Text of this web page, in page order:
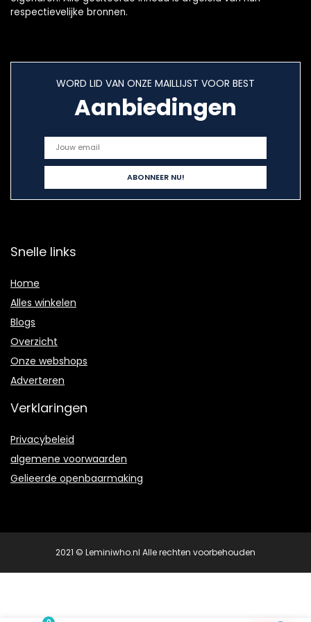
respectievelijke bronnen.
WORD LID VAN ONZE MAILLIJST VOOR BEST
Aanbiedingen
Snelle links
Home
Alles winkelen
Blogs
Overzicht
Onze webshops
Adverteren
Verklaringen
Privacybeleid
algemene voorwaarden
Gelieerde openbaarmaking
2021 © Leminiwho.nl Alle rechten voorbehouden